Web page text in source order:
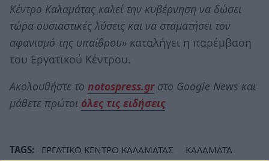
Κέντρο Καλαμάτας καλεί την κυβέρνηση να δώσει
τώρα ουσιαστικές λύσεις και να σταματήσει τον
αφανισμό της υπαίθρου» καταλήγει η παρέμβαση
του Εργατικού Κέντρου.
Ακολουθήστε το notospress.grστο Google News και
μάθετε πρώτοι όλες τις ειδήσεις
TAGS: ΕΡΓΑΤΙΚΟ ΚΕΝΤΡΟ ΚΑΛΑΜΑΤΑΣ
ΚΑΛΑΜΑΤΑ